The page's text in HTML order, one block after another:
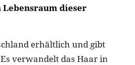
dieser
erhältlich und gibt
verwandelt das Haar in